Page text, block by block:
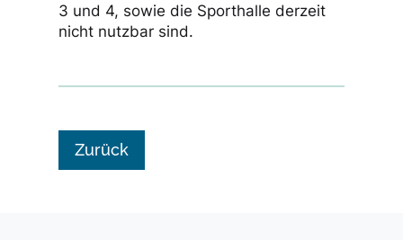
3 und 4, sowie die Sporthalle derzeit
nicht nutzbar sind.
Zurück